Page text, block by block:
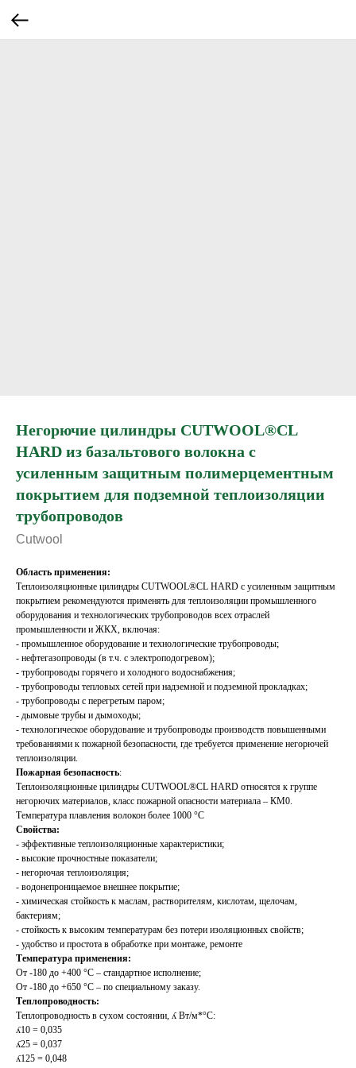
Негорючие цилиндры CUTWOOL®CL
HARD из базальтового волокна с
усиленным защитным полимерцементным
покрытием для подземной теплоизоляции
трубопроводов
Cutwool
Область применения:
Теплоизоляционные цилиндры CUTWOOL®CL HARD с усиленным защитным
покрытием рекомендуются применять для теплоизоляции промышленного
оборудования и технологических трубопроводов всех отраслей
промышленности и ЖКХ, включая:
- промышленное оборудование и технологические трубопроводы;
- нефтегазопроводы (в т.ч. с электроподогревом);
- трубопроводы горячего и холодного водоснабжения;
- трубопроводы тепловых сетей при надземной и подземной прокладках;
- трубопроводы с перегретым паром;
- дымовые трубы и дымоходы;
- технологическое оборудование и трубопроводы производств повышенными
требованиями к пожарной безопасности, где требуется применение негорючей
теплоизоляции.
Пожарная безопасность:
Теплоизоляционные цилиндры CUTWOOL®CL HARD относятся к группе
негорючих материалов, класс пожарной опасности материала – КМ0.
Температура плавления волокон более 1000 °С
Свойства:
- эффективные теплоизоляционные характеристики;
- высокие прочностные показатели;
- негорючая теплоизоляция;
- водонепроницаемое внешнее покрытие;
- химическая стойкость к маслам, растворителям, кислотам, щелочам,
бактериям;
- стойкость к высоким температурам без потери изоляционных свойств;
- удобство и простота в обработке при монтаже, ремонте
Температура применения:
От -180 до +400 °С – стандартное исполнение;
От -180 до +650 °С – по специальному заказу.
Теплопроводность:
Теплопроводность в сухом состоянии, ʎ Вт/м*°С:
ʎ10 = 0,035
ʎ25 = 0,037
ʎ125 = 0,048